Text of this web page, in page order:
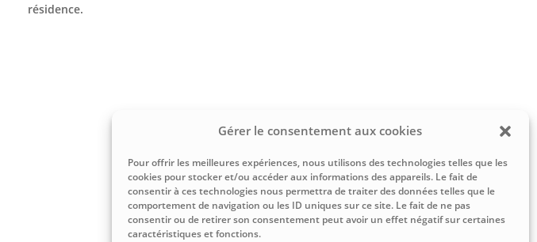
Gérer le consentement aux cookies
Pour offrir les meilleures expériences, nous utilisons des technologies telles que les
cookies pour stocker et/ou accéder aux informations des appareils. Le fait de
consentir à ces technologies nous permettra de traiter des données telles que le
comportement de navigation ou les ID uniques sur ce site. Le fait de ne pas
consentir ou de retirer son consentement peut avoir un effet négatif sur certaines
caractéristiques et fonctions.
résidence.